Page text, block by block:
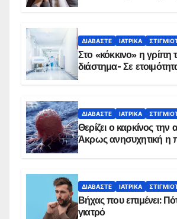
ΔΙΑΒΆΣΤΕ ΙΑΤΡΙΚΆ
Στο «κόκκινο» η γρίπη
διάστημα- Σε
ΔΙΑΒΆΣΤΕ ΙΑΤΡΙΚΆ
Θερίζει ο καρκίνος
Άκρως ανησυχητική η
ΔΙΑΒΆΣΤΕ ΙΑΤΡΙΚΆ
Βήχας που επιμένει:
γιατρό